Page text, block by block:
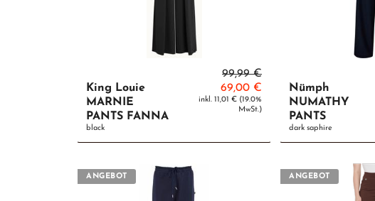
99,99 €
King Louie
MARNIE
PANTS FANNA
black
69,00 €
inkl. 11,01 € (19.0%
MwSt.)
Nümph
NUMATHY
PANTS
dark saphire
ANGEBOT ANGEBOT